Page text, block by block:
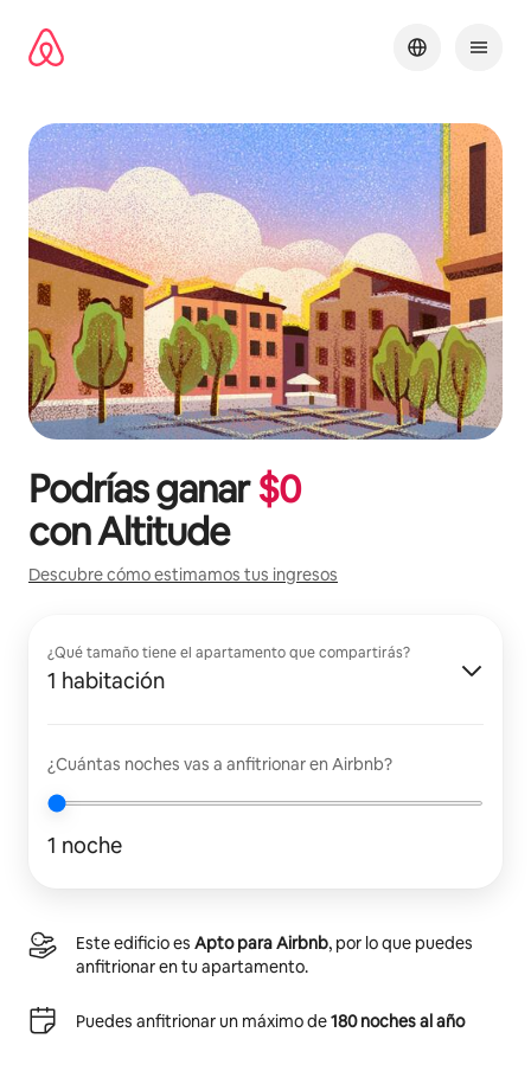
contenido
Podrías ganar$0
conAltitude
Descubre cómo estimamos tus ingresos
¿Qué tamaño tiene el apartamento que compartirás?
1 habitación
¿Cuántas noches vas a anfitrionar en Airbnb?
1 noche
Este edificio es Apto para Airbnb, por lo que puedes
anfitrionar en tu apartamento.
Puedes anfitrionar un máximo de180 noches al año